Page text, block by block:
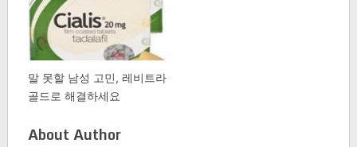
말 못할 남성 고민, 레비트라
골드로 해결하세요
About Author